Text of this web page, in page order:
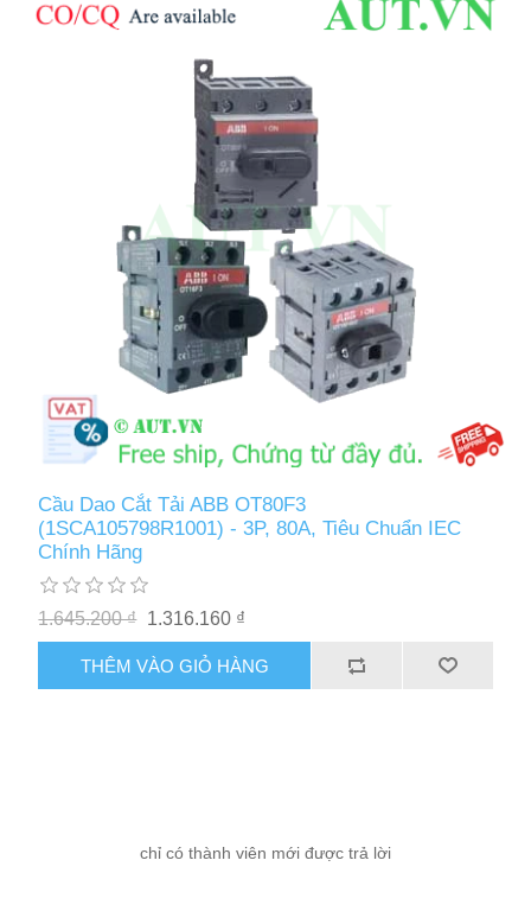
Cầu Dao Cắt Tải ABB OT80F3
(1SCA105798R1001) - 3P, 80A, Tiêu Chuẩn IEC
Chính Hãng
1.645.200 ₫ 1.316.160 ₫
THÊM VÀO GIỎ HÀNG
chỉ có thành viên mới được trả lời